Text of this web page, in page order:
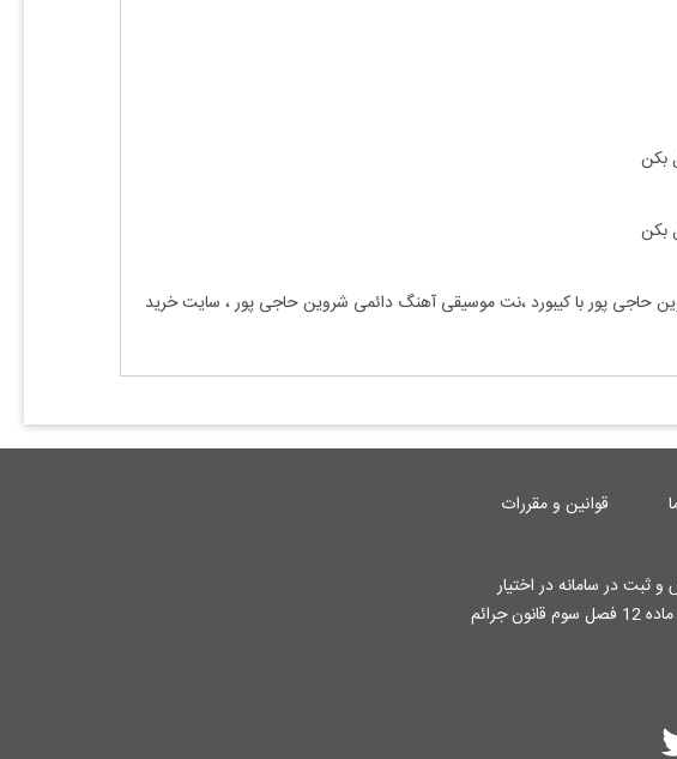
بکن
بکن
حاجی پوربا کیبورد ،نت موسیقی آهنگ دائمی شروین حاجی پور، سایت خرید
قوانین و مقررات
در سامانه در اختیار
کارشناسان وب سایت قرار دهند . تمامی حقوق این وب سایت محفوظ می باشد و استفاده غیر مجاز از آثار ثبت شده به هر نحوی طبق ماده 12 فصل سوم قانون جرائم